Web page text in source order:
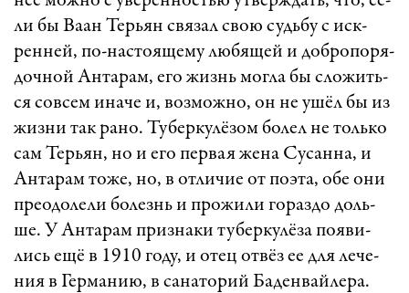
ли бы Ва­ан Тер­ьян свя­зал свою судь­бу с иск­
рен­ней, по-нас­то­я­ще­му лю­бя­щей и доб­ро­по­ря­
доч­ной Ан­та­рам, его жизнь мог­ла бы сло­жить­
ся сов­сем ина­че и, воз­мож­но, он не ушёл бы из
жиз­ни так ра­но. Ту­бер­ку­лё­зом бо­лел не толь­ко
сам Тер­ьян, но и его пер­вая же­на Су­сан­на, и
Ан­та­рам то­же, но, в от­ли­чие от по­э­та, обе они
пре­о­до­ле­ли бо­лезнь и про­жи­ли го­раз­до доль­
ше. У Ан­та­рам приз­на­ки ту­бер­ку­лё­за по­я­ви­
лись ещё в 1910 го­ду, и отец от­вёз ее для ле­че­
ния в Гер­ма­ни­ю, в са­на­то­рий Ба­ден­вай­ле­ра.